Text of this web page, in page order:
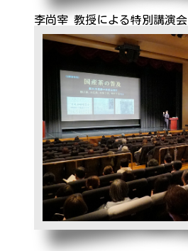
李尚宰 教授による特別講演会